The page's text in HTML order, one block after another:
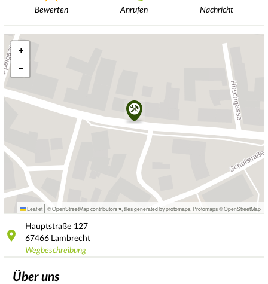
Bewerten Anrufen Nachricht
+
−
Leaflet | © OpenStreetMap contributors ♥, tiles generated by protomaps Protomaps©OpenStreetMap
Hauptstraße 127
67466 Lambrecht
Wegbeschreibung
Über uns